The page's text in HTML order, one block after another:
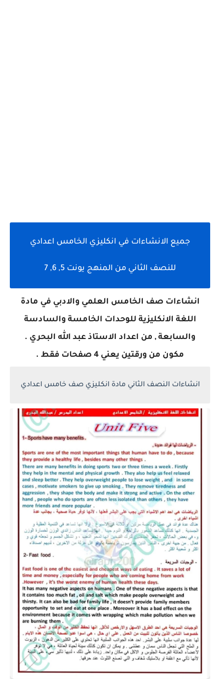
جميع الانشاءات في انكليزي الخامس اعدادي
للنصف الثاني من المنهج يونت 5, 6, 7
انشاءات صف الخامس العلمي والادبي في مادة
اللغة الانكليزية للوحدات الخامسة والسادسة
والسابعة , من اعداد الاستاذ عبد الله البحري .
مكون من ورقتين يعني 4 صفحات فقط .
انشاءات النصف الثاني مادة انكليزي صف خامس اعدادي